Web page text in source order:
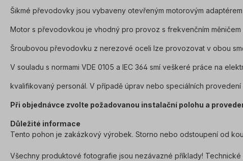
Šikmé převodovky jsou vybaveny otevřeným motorovým
Motor s převodovkou je vhodný pro provoz s frekvenčním
Šroubovou převodovku z nerezové oceli lze provozovat v obou
V souladu s normami VDE 0105 a IEC 364 smí veškeré práce na
kvalifikovaný personál. V případě úprav nebo speciálních provedení
Při objednávce zvolte požadovanou instalační polohu a
Důležité informace
Tento pohon je zakázkový výrobek. Storno nebo odstoupení od
Všechny produktové fotografie jsou nezávazné příklady! Technické